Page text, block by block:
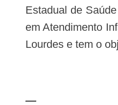
Estadual de
em Atendimento
Lourdes e tem o
—